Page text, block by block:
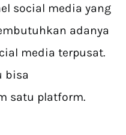
social media yang
adanya
media terpusat.
bisa
satu platform.